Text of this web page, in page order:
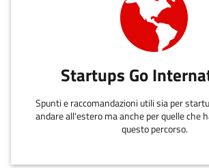
Startups Go
Spunti e raccomandazioni utili sia per
andare all'estero ma anche per quelle che
questo percorso.